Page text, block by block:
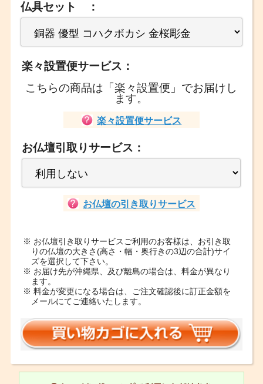
仏具セット ：
楽々設置便サービス：
こちらの商品は「楽々設置便」でお届けし
ます。
楽々設置便サービス
お仏壇引取りサービス：
お仏壇の引き取りサービス
※ お仏壇引き取りサービスご利用のお客様は、お引き取
りの仏壇の大きさ(高さ・幅・奥行きの3辺の合計)サイ
ズを選択して下さい。
※ お届け先が沖縄県、及び離島の場合は、料金が異なり
ます。
※ 料金が変更になる場合は、ご注文確認後に訂正金額を
メールにてご連絡いたします。